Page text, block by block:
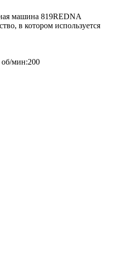
машина 819REDNA
в котором используется
об/мин:200